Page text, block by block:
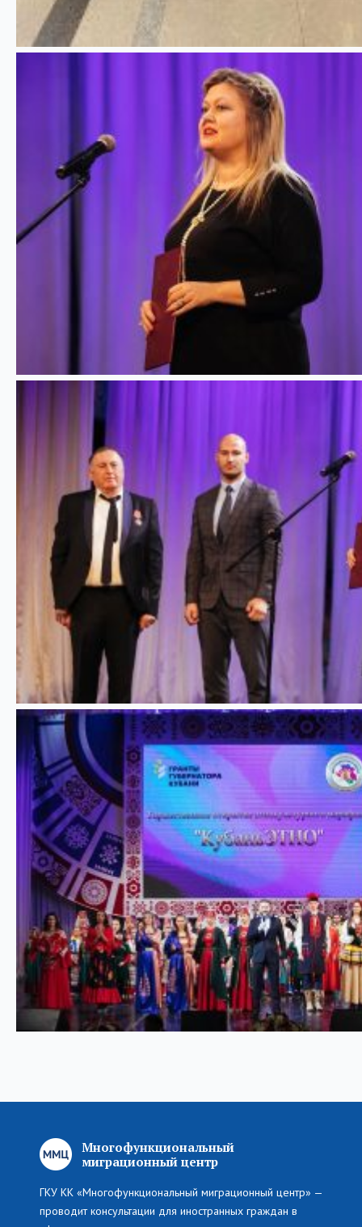
Многофункциональный
миграционный центр
ГКУ КК «Многофункциональный миграционный центр» —
проводит консультации для иностранных граждан в